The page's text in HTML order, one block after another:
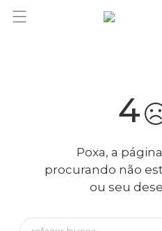
você merece 30% OFF pra
4
Poxa, a
procurando não
ou seu